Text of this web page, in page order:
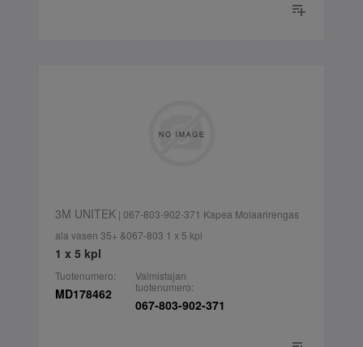
3M UNITEK| 067-803-902-371 Kapea Molaarirengas
ala vasen 35+ &067-803 1 x 5 kpl
1 x 5 kpl
Tuotenumero:
MD178462
Valmistajan
tuotenumero:
067-803-902-371